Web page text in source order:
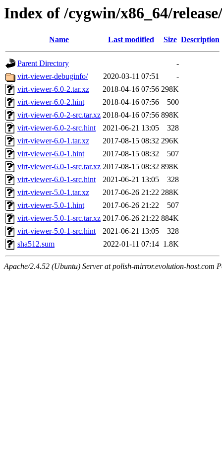
Index of /cygwin/x86_64/
Name Last modified Size Description
Parent Directory
-
virt-viewer-debuginfo/
2020-03-11 07:51
-
virt-viewer-6.0-2.tar.xz
2018-04-16 07:56 298K
virt-viewer-6.0-2.hint
2018-04-16 07:56
500
virt-viewer-6.0-2-src.tar.xz 2018-04-16 07:56 898K
virt-viewer-6.0-2-src.hint
2021-06-21 13:05
328
virt-viewer-6.0-1.tar.xz
2017-08-15 08:32 296K
virt-viewer-6.0-1.hint
2017-08-15 08:32
507
virt-viewer-6.0-1-src.tar.xz 2017-08-15 08:32 898K
virt-viewer-6.0-1-src.hint
2021-06-21 13:05
328
virt-viewer-5.0-1.tar.xz
2017-06-26 21:22 288K
virt-viewer-5.0-1.hint
2017-06-26 21:22
507
virt-viewer-5.0-1-src.tar.xz 2017-06-26 21:22 884K
virt-viewer-5.0-1-src.hint
2021-06-21 13:05
328
sha512.sum
2022-01-11 07:14 1.8K
Apache/2.4.52 (Ubuntu) Server at polish-mirror.evolution-host.com